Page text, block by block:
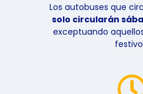
Los autobuses que
solo circularán
exceptuando